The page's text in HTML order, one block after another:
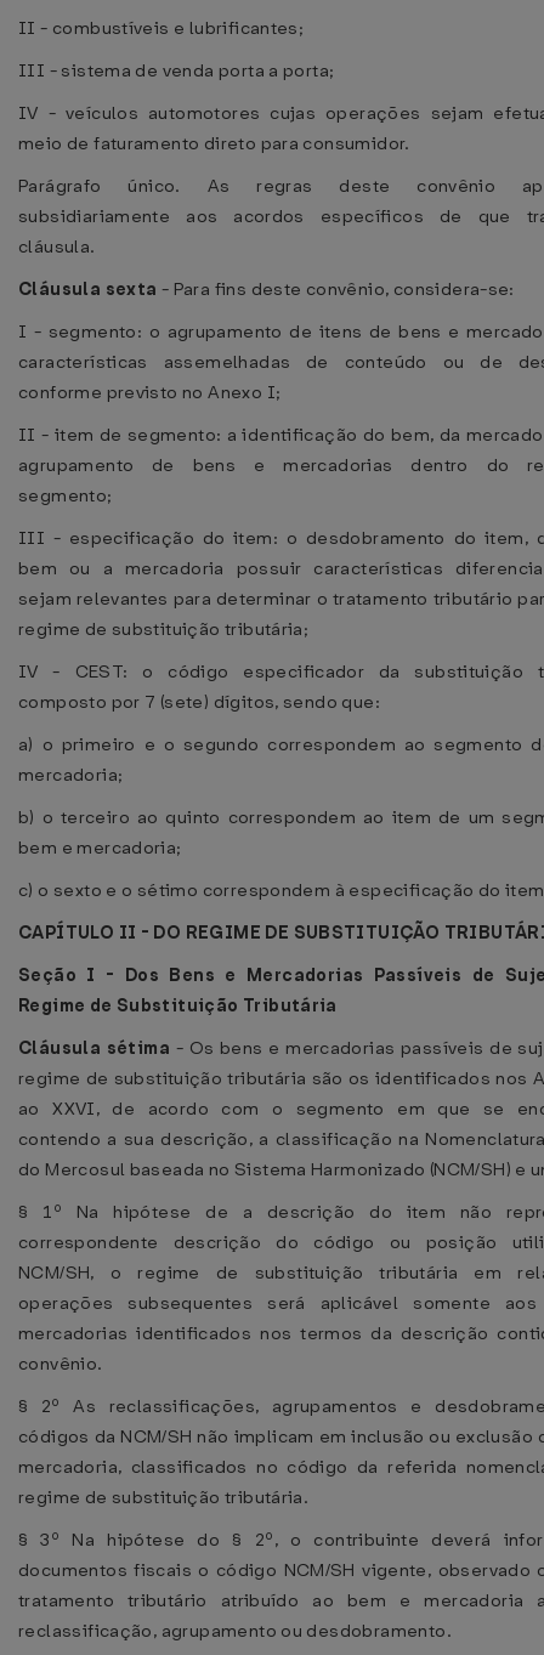
II - combustíveis e lubrificantes;
III - sistema de venda porta a porta;
IV - veículos automotores cujas operações sejam
meio de faturamento direto para consumidor.
Parágrafo único. As regras deste convênio
subsidiariamente aos acordos específicos de que
cláusula.
Cláusula sexta - Para fins deste convênio, considera-se:
I - segmento: o agrupamento de itens de bens e
características assemelhadas de conteúdo ou de
conforme previsto no Anexo I;
II - item de segmento: a identificação do bem, da
agrupamento de bens e mercadorias dentro do
segmento;
III - especificação do item: o desdobramento do item,
bem ou a mercadoria possuir características
sejam relevantes para determinar o tratamento tributário
regime de substituição tributária;
IV - CEST: o código especificador da substituição
composto por 7 (sete) dígitos, sendo que:
a) o primeiro e o segundo correspondem ao segmento
mercadoria;
b) o terceiro ao quinto correspondem ao item de um
bem e mercadoria;
c) o sexto e o sétimo correspondem à especificação do
CAPÍTULO II - DO REGIME DE SUBSTITUIÇÃO
Seção I - Dos Bens e Mercadorias Passíveis de
Regime de Substituição Tributária
Cláusula sétima - Os bens e mercadorias passíveis de
regime de substituição tributária são os identificados nos
ao XXVI, de acordo com o segmento em que se
contendo a sua descrição, a classificação na
do Mercosul baseada no Sistema Harmonizado (NCM/SH) e
§ 1º Na hipótese de a descrição do item não
correspondente descrição do código ou posição
NCM/SH, o regime de substituição tributária em
operações subsequentes será aplicável somente
mercadorias identificados nos termos da descrição
convênio.
§ 2º As reclassificações, agrupamentos e
códigos da NCM/SH não implicam em inclusão ou exclusão
mercadoria, classificados no código da referida
regime de substituição tributária.
§ 3º Na hipótese do § 2º, o contribuinte deverá
documentos fiscais o código NCM/SH vigente, observado
tratamento tributário atribuído ao bem e mercadoria
reclassificação, agrupamento ou desdobramento.